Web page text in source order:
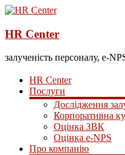
HR Center
залученість персоналу, e-
HR Center
Послуги
Дослідження
Корпоративна
Оцінка ЗВК
Оцінка e-NPS
Про компанію